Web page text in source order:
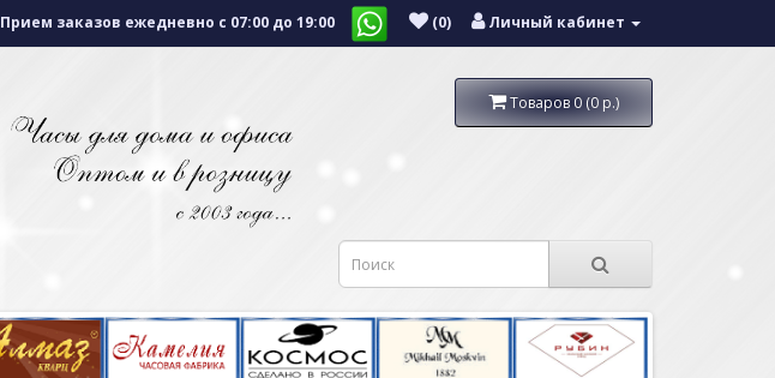
Прием заказов ежедневно с 07:00 до 19:00 (0) Личный кабинет
Товаров 0 (0 р.)